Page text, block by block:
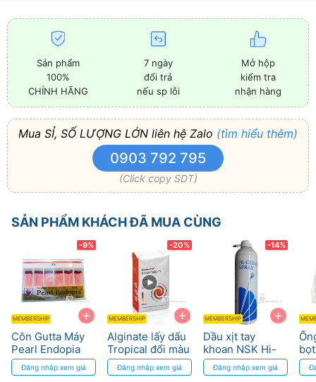
Sản phẩm
100%
CHÍNH HÃNG
7 ngày
đổi trả
nếu sp lỗi
Mở hộp
kiểm tra
nhận hàng
Mua SỈ, SỐ LƯỢNG LỚN liên hệ Zalo (tìm hiểu thêm)
0903 792 795
(Click copy SDT)
SẢN PHẨM KHÁCH ĐÃ MUA CÙNG
+
-9%
MEMBERSHIP
Côn Gutta Máy
Pearl Endopia
4%, 6% - Chuẩn
ISO
Đăng nhập xem giá
+
-20%
MEMBERSHIP
Alginate lấy dấu
Tropical đổi màu
- Chất lượng cao
Đăng nhập xem giá
+
-14%
MEMBERSHIP
Dầu xịt tay
khoan NSK Hi-
Clean 550ml,
tiêu chuẩn FDA
Đăng nhập xem giá
An